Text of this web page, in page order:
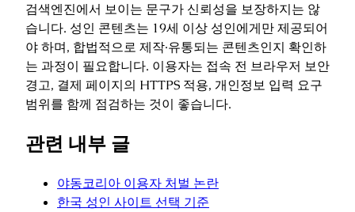
검색엔진에서 보이는 문구가 신뢰성을 보장하지는 않
습니다. 성인 콘텐츠는 19세 이상 성인에게만 제공되어
야 하며, 합법적으로 제작·유통되는 콘텐츠인지 확인하
는 과정이 필요합니다. 이용자는 접속 전 브라우저 보안
경고, 결제 페이지의 HTTPS 적용, 개인정보 입력 요구
범위를 함께 점검하는 것이 좋습니다.
관련 내부 글
야동코리아 이용자 처벌 논란
한국 성인 사이트 선택 기준